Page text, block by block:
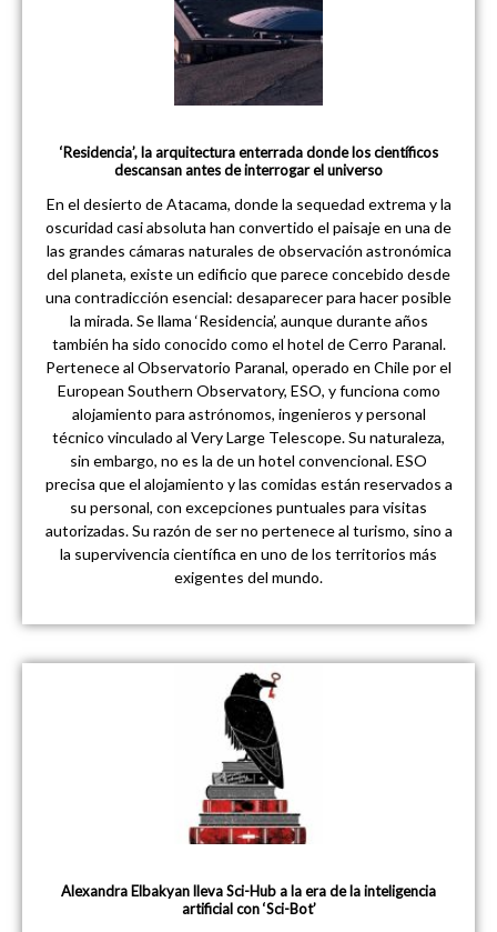
‘Residencia’, la arquitectura enterrada donde los científicos
descansan antes de interrogar el universo
En el desierto de Atacama, donde la sequedad extrema y la
oscuridad casi absoluta han convertido el paisaje en una de
las grandes cámaras naturales de observación astronómica
del planeta, existe un edificio que parece concebido desde
una contradicción esencial: desaparecer para hacer posible
la mirada. Se llama ‘Residencia’, aunque durante años
también ha sido conocido como el hotel de Cerro Paranal.
Pertenece al Observatorio Paranal, operado en Chile por el
European Southern Observatory, ESO, y funciona como
alojamiento para astrónomos, ingenieros y personal
técnico vinculado al Very Large Telescope. Su naturaleza,
sin embargo, no es la de un hotel convencional. ESO
precisa que el alojamiento y las comidas están reservados a
su personal, con excepciones puntuales para visitas
autorizadas. Su razón de ser no pertenece al turismo, sino a
la supervivencia científica en uno de los territorios más
exigentes del mundo.
Alexandra Elbakyan lleva Sci-Hub a la era de la inteligencia
artificial con ‘Sci-Bot’